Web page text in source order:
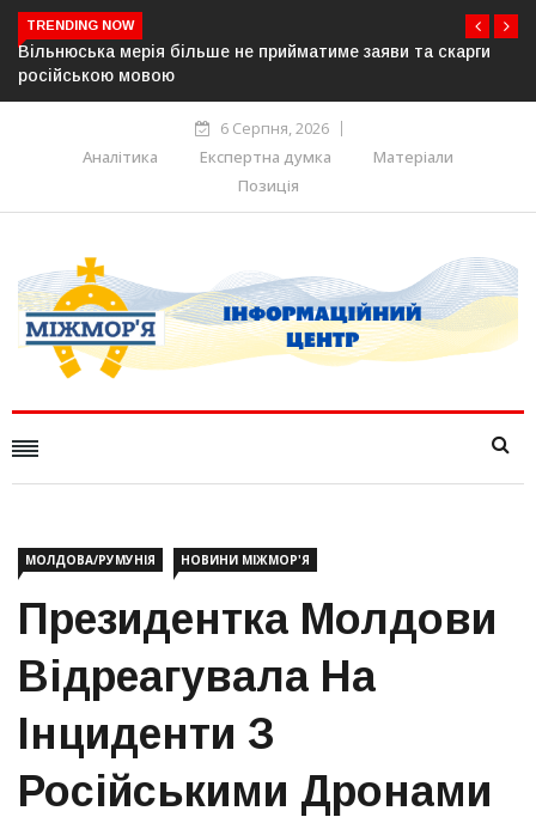
TRENDING NOW
та скарги
В Угорщині можуть обрати нового
серпня — фракція «Тиси»
6 Серпня, 2026
Аналітика
Експертна думка
Матеріали
Позиція
МОЛДОВА/РУМУНІЯ НОВИНИ МІЖМОР'Я
Президентка Молдови
Відреагувала На
Інциденти З
Російськими Дронами